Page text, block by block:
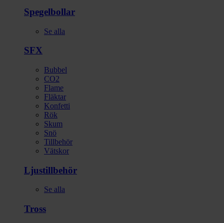
Spegelbollar
Se alla
SFX
Bubbel
CO2
Flame
Fläktar
Konfetti
Rök
Skum
Snö
Tillbehör
Vätskor
Ljustillbehör
Se alla
Tross